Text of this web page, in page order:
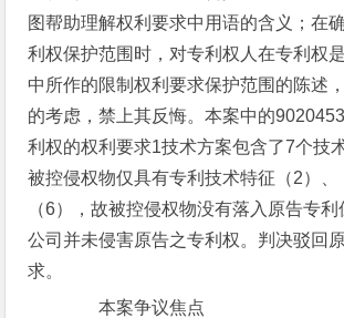
图帮助理解权利要求中用语的含义；在
利权保护范围时，对专利权人在专利权
中所作的限制权利要求保护范围的陈述
的考虑，禁上其反悔。本案中的
利权的权利要求1技术方案包含了7个技
被控侵权物仅具有专利技术特征（2）、
（6），故被控侵权物没有落入原告专
公司并未侵害原告之专利权。判决驳回
求。
本案争议焦点